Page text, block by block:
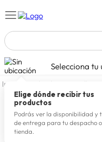
TÉRMINOS MÁS BUSCADOS
1. zapatillas mujer
2. celulares
3. zapatillas hombre
4. moda
Selecciona tu
Elige dónde recibir tus
productos
Podrás ver la disponibilidad y
de entrega para tu despacho
tienda.
calzado y zapatillas
PUMA
Puma Zapatilla